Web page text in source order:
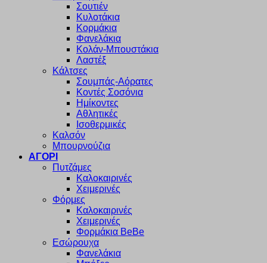
Σουτιέν
Κυλοτάκια
Κορμάκια
Φανελάκια
Κολάν-Μπουστάκια
Λαστέξ
Κάλτσες
Σουμπάς-Αόρατες
Κοντές Σοσόνια
Ημίκοντες
Αθλητικές
Ισοθερμικές
Καλσόν
Μπουρνούζια
ΑΓΟΡΙ
Πυτζάμες
Καλοκαιρινές
Χειμερινές
Φόρμες
Καλοκαιρινές
Χειμερινές
Φορμάκια BeBe
Εσώρουχα
Φανελάκια